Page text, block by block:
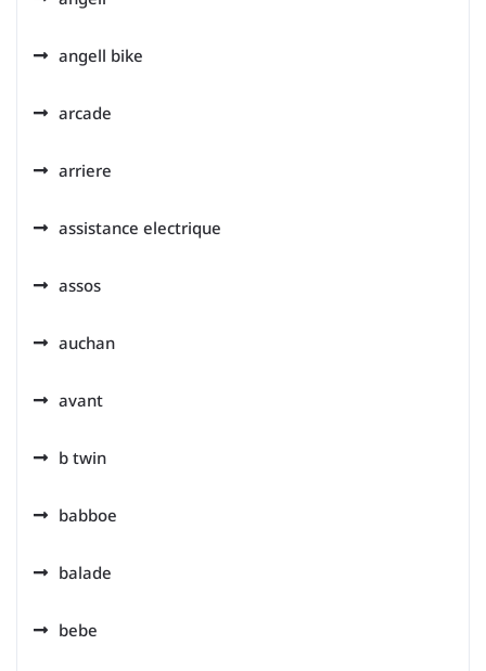
angell bike
arcade
arriere
assistance electrique
assos
auchan
avant
b twin
babboe
balade
bebe